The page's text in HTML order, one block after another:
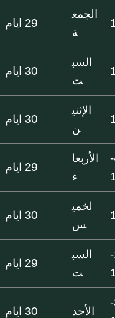
الجمع
ة
29 ايام
السب
ت
30 ايام
الإثني
ن
30 ايام
4-
الأربعا
ء
29 ايام
لخمي
س
30 ايام
1-
السب
ت
29 ايام
30-
الأحد 30 ايام